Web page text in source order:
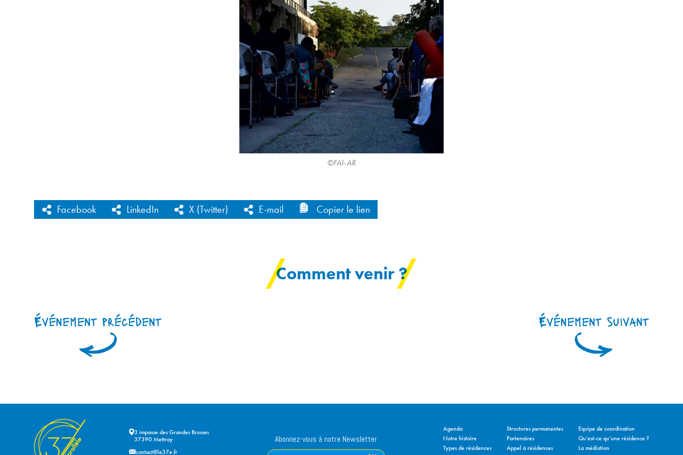
©FAI-AR
Facebook LinkedIn X (Twitter) E-mail Copier le lien
Comment venir ?
Événement précédent Événement suivant
3 impasse des Grandes Brosses
37390 Mettray
contact@le37e.fr
Abonnez-vous à notre Newsletter
Agenda Structures permanentes
Equipe de coordination
Notre histoire
Partenaires
Qu’est-ce qu’une résidence ?
Types de résidences
Appel à résidences
La médiation